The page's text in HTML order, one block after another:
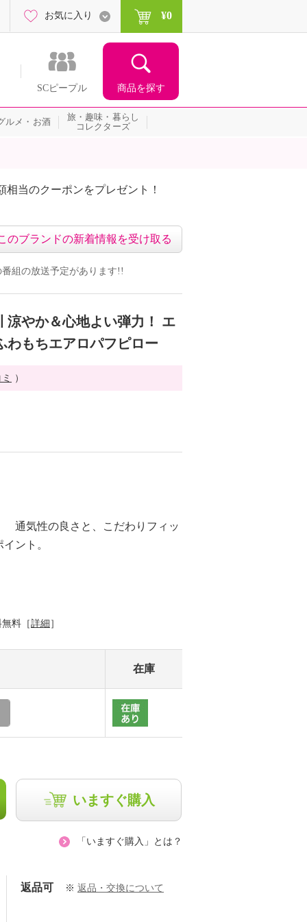
SCピープル 商品を探す
お気に入り ¥0
ルメ・お酒
旅・趣味・暮らし
コレクターズ
当のクーポンをプレゼント！
のブランドの新着情報を受け取る
組の放送予定があります!!
やか＆心地よい弾力！ エ
わもちエアロパフピロー
）
通気性の良さと、こだわりフィッ
ント。
料［詳細 ］
在庫
いますぐ購入
「いますぐ購入」とは？
返品可 ※ 返品・交換について